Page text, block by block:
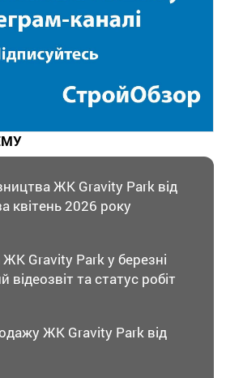
ЖК Gravity Park від
квітень 2026 року
ЖК Gravity Park у березні
відеозвіт та статус робіт
ЖК Gravity Park від